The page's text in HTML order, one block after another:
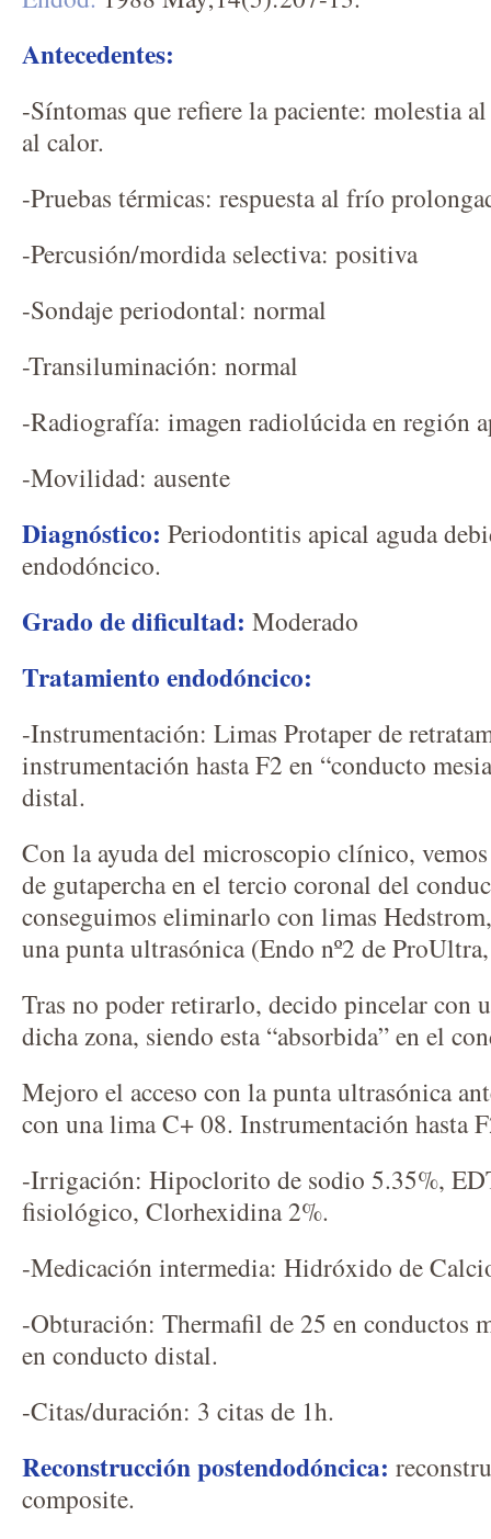
Antecedentes:
-Síntomas que refiere la paciente: molestia
al calor.
-Pruebas térmicas: respuesta al frío
-Percusión/mordida selectiva: positiva
-Sondaje periodontal: normal
-Transiluminación: normal
-Radiografía: imagen radiolúcida en región
-Movilidad: ausente
Diagnóstico: Periodontitis apical aguda
endodóncico.
Grado de dificultad: Moderado
Tratamiento endodóncico:
-Instrumentación: Limas Protaper de
instrumentación hasta F2 en “conducto
distal.
Con la ayuda del microscopio clínico,
de gutapercha en el tercio coronal del
conseguimos eliminarlo con limas
una punta ultrasónica (Endo nº2 de
Tras no poder retirarlo, decido pincelar con
dicha zona, siendo esta “absorbida” en el
Mejoro el acceso con la punta ultrasónica
con una lima C+ 08. Instrumentación hasta
-Irrigación: Hipoclorito de sodio 5.35%,
fisiológico, Clorhexidina 2%.
-Medicación intermedia: Hidróxido de
-Obturación: Thermafil de 25 en conductos
en conducto distal.
-Citas/duración: 3 citas de 1h.
Reconstrucción postendodóncica:
composite.